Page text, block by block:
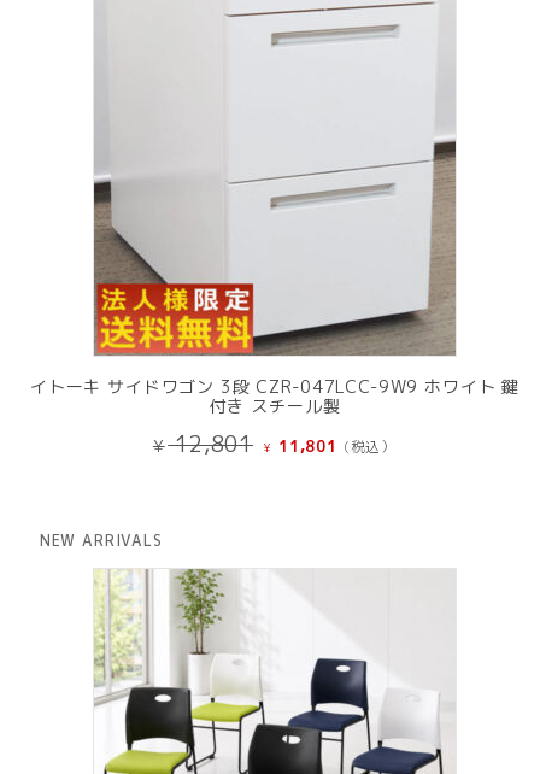
イトーキ サイドワゴン 3段 CZR-047LCC-9W9 ホワイト 鍵
付き スチール製
¥12,801 元
¥ 11,801 現
(税込）
NEW ARRIVALS